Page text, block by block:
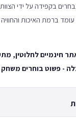
בקפידה על ידי
ברמת האיכות והחוויה
חינמיים לחלוטין,
- פשוט בוחרים